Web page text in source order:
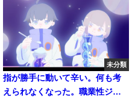
未分類
指が勝手に動いて辛い。何も考
えられなくなった。職業性ジス